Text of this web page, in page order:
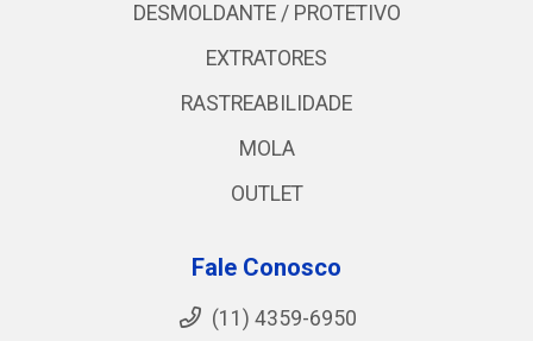
DESMOLDANTE / PROTETIVO
EXTRATORES
RASTREABILIDADE
MOLA
OUTLET
Fale Conosco
(11) 4359-6950